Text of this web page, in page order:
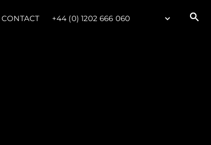
CONTACT +44 (0) 1202 666 060